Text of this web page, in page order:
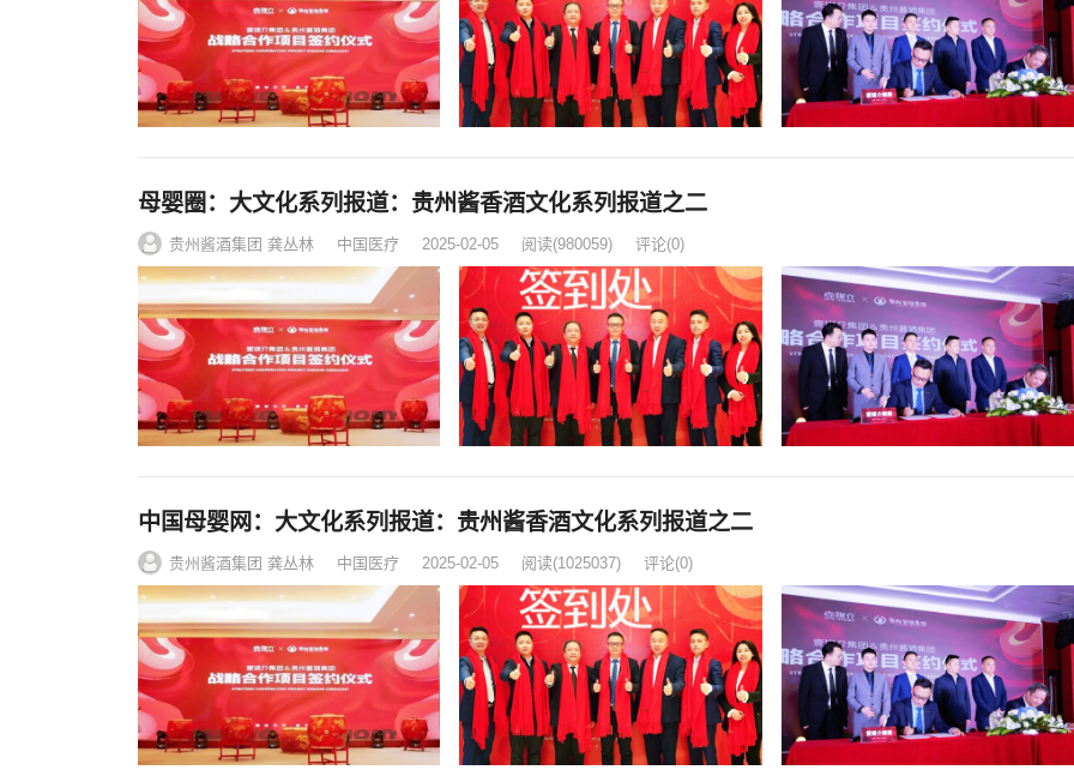
母婴圈：大文化系列报道：贵州酱香酒文化系列报道之二
贵州酱酒集团 龚丛林 中国医疗 2025-02-05 阅读(980059) 评论(0)
中国母婴网：大文化系列报道：贵州酱香酒文化系列报道之二
贵州酱酒集团 龚丛林 中国医疗 2025-02-05 阅读(1025037) 评论(0)